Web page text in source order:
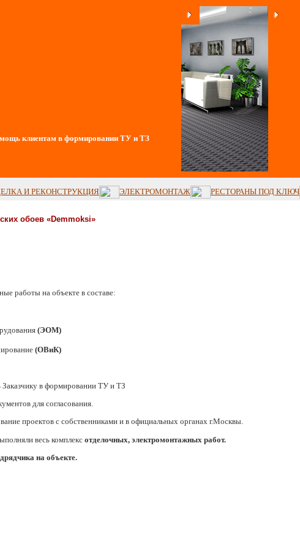
клиентам в формировании ТУ и ТЗ
И РЕКОНСТРУКЦИЯ ЭЛЕКТРОМОНТАЖ
РЕСТОРАНЫ ПОД КЛЮЧ
обоев «Demmoksi»
работы на объекте в составе:
(ЭОМ)
(ОВиК)
в формировании ТУ и ТЗ
для согласования.
проектов с собственниками и в официальных органах г.Москвы.
весь комплексотделочных, электромонтажных работ.
на объекте.